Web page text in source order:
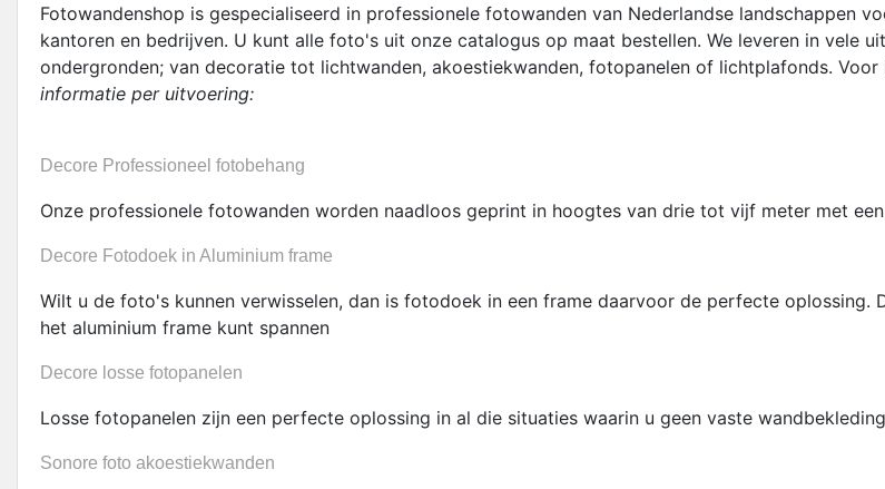
Fotowandenshop is gespecialiseerd in professionele fotowanden van Nederlandse landschappen
kantoren en bedrijven. U kunt alle foto's uit onze catalogus op maat bestellen. We leveren in vele
ondergronden; van decoratie tot lichtwanden, akoestiekwanden, fotopanelen of lichtplafonds.
informatie per uitvoering:
Decore Professioneel fotobehang
Onze professionele fotowanden worden naadloos geprint in hoogtes van drie tot vijf meter met
Decore Fotodoek in Aluminium frame
Wilt u de foto's kunnen verwisselen, dan is fotodoek in een frame daarvoor de perfecte oplossing.
het aluminium frame kunt spannen
Decore losse fotopanelen
Losse fotopanelen zijn een perfecte oplossing in al die situaties waarin u geen vaste
Sonore foto akoestiekwanden